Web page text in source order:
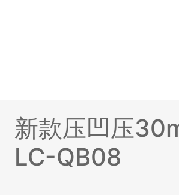
新款压凹压
LC-QB08